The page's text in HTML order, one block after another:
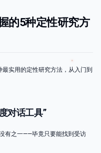
的5种定性研究方
实用的定性研究方法，从入门到
对话工具”
有之一——毕竟只要能找到受访